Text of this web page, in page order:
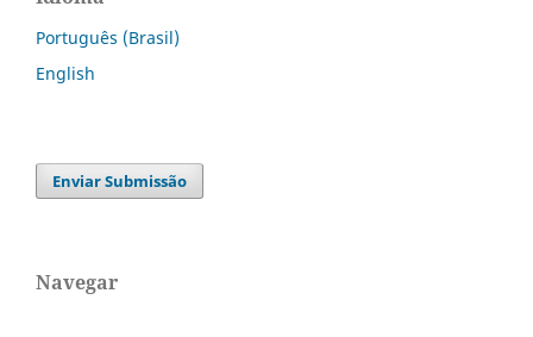
Português (Brasil)
English
Enviar Submissão
Navegar